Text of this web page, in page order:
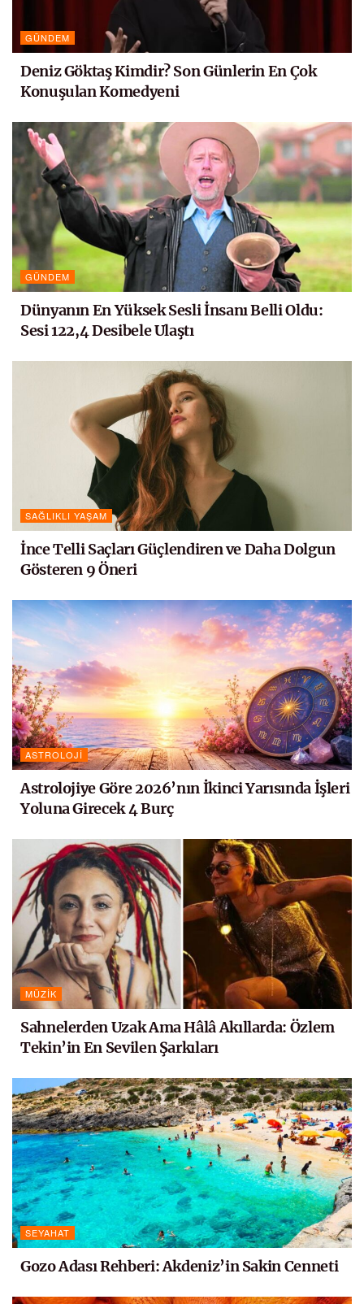
GÜNDEM
Deniz Göktaş Kimdir? Son Günlerin En Çok
Konuşulan Komedyeni
GÜNDEM
Dünyanın En Yüksek Sesli İnsanı Belli Oldu:
Sesi 122,4 Desibele Ulaştı
SAĞLIKLI YAŞAM
İnce Telli Saçları Güçlendiren ve Daha Dolgun
Gösteren 9 Öneri
ASTROLOJI
Astrolojiye Göre 2026’nın İkinci Yarısında İşleri
Yoluna Girecek 4 Burç
MÜZIK
Sahnelerden Uzak Ama Hâlâ Akıllarda: Özlem
Tekin’in En Sevilen Şarkıları
SEYAHAT
Gozo Adası Rehberi: Akdeniz’in Sakin Cenneti